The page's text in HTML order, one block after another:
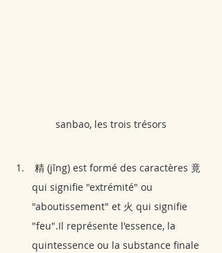
sanbao, les trois trésors
qui signifie "extrémité" ou
"aboutissement" et 火 qui signifie
"feu".Il représente l'essence, la
quintessence ou la substance finale